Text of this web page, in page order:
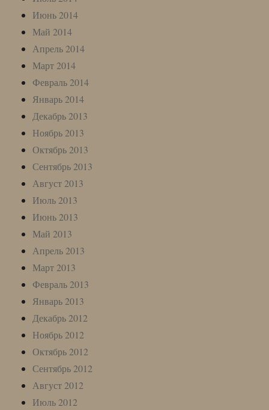
Июнь 2014
Май 2014
Апрель 2014
Март 2014
Февраль 2014
Январь 2014
Декабрь 2013
Ноябрь 2013
Октябрь 2013
Сентябрь 2013
Август 2013
Июль 2013
Июнь 2013
Май 2013
Апрель 2013
Март 2013
Февраль 2013
Январь 2013
Декабрь 2012
Ноябрь 2012
Октябрь 2012
Сентябрь 2012
Август 2012
Июль 2012